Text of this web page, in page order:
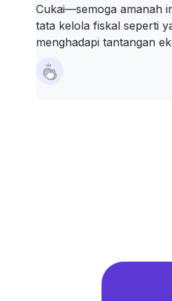
Cukai—semoga amanah
tata kelola fiskal seperti
menghadapi tantangan